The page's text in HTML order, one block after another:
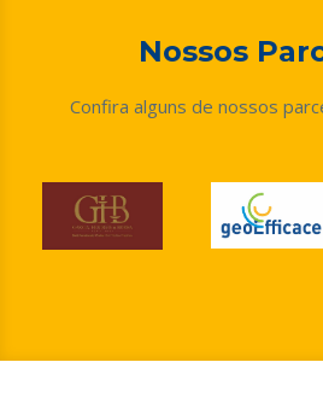
Nossos
Confira alguns de nossos